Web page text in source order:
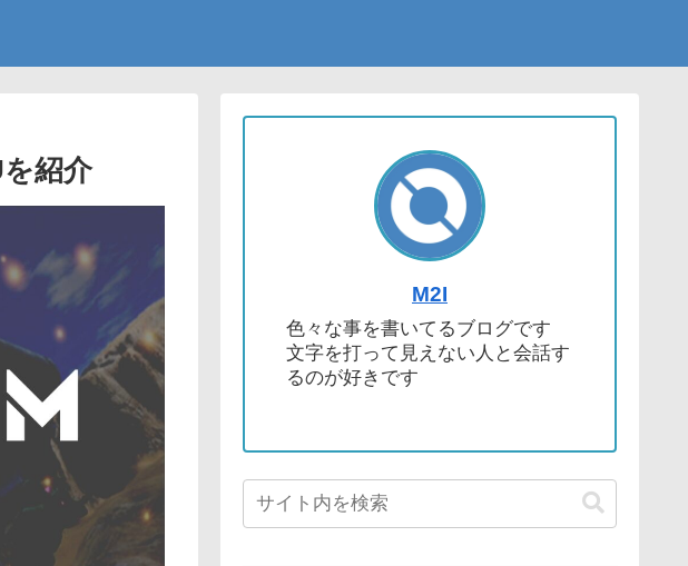
紹介
M2I
色々な事を書いてるブログです
文字を打って見えない人と会話す
るのが好きです